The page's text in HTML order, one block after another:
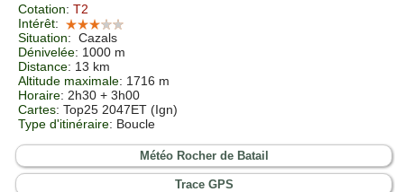
Cotation: T2
Intérêt:
Situation: Cazals
Dénivelée: 1000 m
Distance: 13 km
Altitude maximale: 1716 m
Horaire: 2h30 + 3h00
Cartes: Top25 2047ET (Ign)
Type d'itinéraire: Boucle
Météo Rocher de Batail
Trace GPS